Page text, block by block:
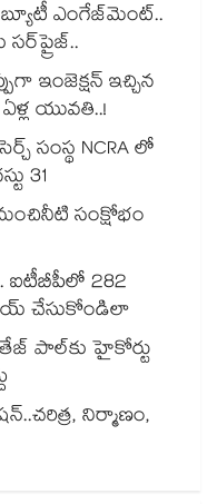
బ్యూటీ ఎంగేజ్‌మెంట్..
ఇంజెక్షన్ ఇచ్చిన
యువతి..!
సంస్థ NCRA లో
31
సంక్షోభం
ఐటీబీపీలో 282
చేసుకోండిలా
పాల్⁭కు హైకోర్టు
నిర్మాణం,